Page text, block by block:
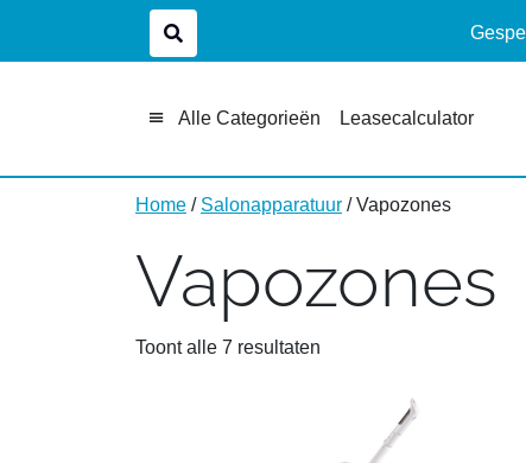
Alle Categorieën Leasecalculator
Home / Salonapparatuur / Vapozones
Vapozones
Toont alle 7 resultaten